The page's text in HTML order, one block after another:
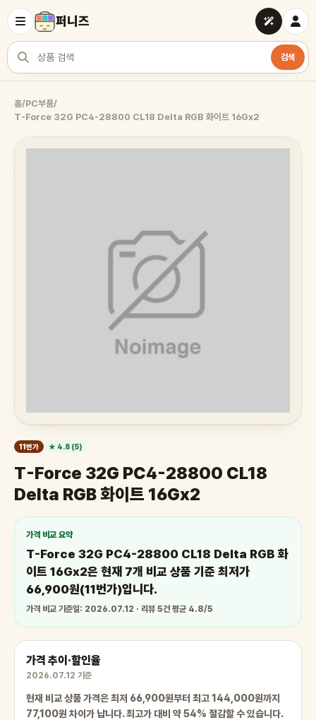
퍼니즈
상품 검색
검색
홈/PC부품/
T-Force 32G PC4-28800 CL18 Delta RGB 화이트 16Gx2
11번가 ★ 4.8 (5)
T-Force 32G PC4-28800 CL18
Delta RGB 화이트 16Gx2
가격 비교 요약
T-Force 32G PC4-28800 CL18 Delta RGB 화
이트 16Gx2은 현재 7개 비교 상품 기준 최저가
66,900원(11번가)입니다.
가격 비교 기준일: 2026.07.12 · 리뷰 5건 평균 4.8/5
가격 추이·할인율
2026.07.12 기준
현재 비교 상품 가격은 최저 66,900원부터 최고 144,000원까지
77,100원 차이가 납니다. 최고가 대비 약 54% 절감할 수 있습니다.